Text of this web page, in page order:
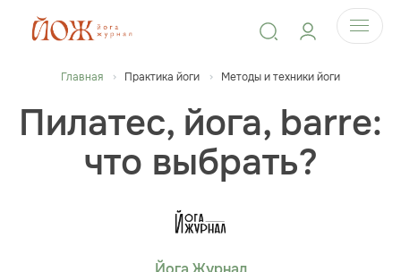
Главная Практика йоги Методы и техники йоги
Пилатес, йога, barre:
что выбрать?